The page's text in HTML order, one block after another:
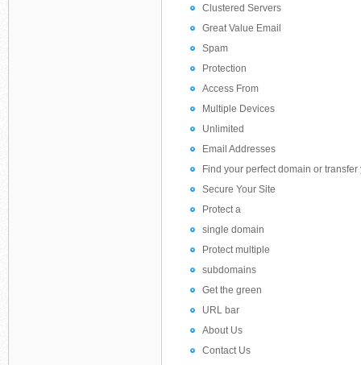
Clustered Servers
Great Value Email
Spam
Protection
Access From
Multiple Devices
Unlimited
Email Addresses
Find your perfect domain or
Secure Your Site
Protect a
single domain
Protect multiple
subdomains
Get the green
URL bar
About Us
Contact Us